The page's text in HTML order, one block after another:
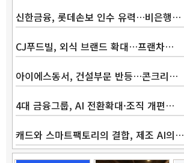
Band
신한금융, 롯데손보 인수 유력…비은행…
CJ푸드빌, 외식 브랜드 확대…프랜차…
아이에스동서, 건설부문 반등…콘크리…
4대 금융그룹, AI 전환확대·조직 개편…
캐드와 스마트팩토리의 결합, 제조 AI의…